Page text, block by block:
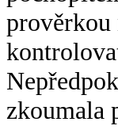
zkoumala